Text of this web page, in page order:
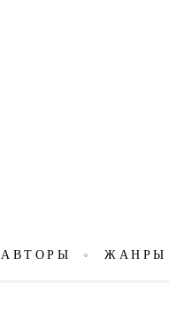
АВТОРЫ ЖАНРЫ